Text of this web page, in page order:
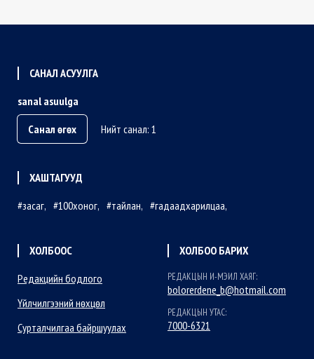
САНАЛ АСУУЛГА
sanal asuulga
Санал өгөх
Нийт санал: 1
ХАШТАГУУД
засаг
100хоног тайлан гадаадхарилцаа
ХОЛБООС
Редакцийн бодлого
Үйлчилгээний нөхцөл
Сурталчилгаа байршуулах
ХОЛБОО БАРИХ
РЕДАКЦЫН И-МЭИЛ ХАЯГ:
bolorerdene_b@hotmail.com
РЕДАКЦЫН УТАС:
7000-6321